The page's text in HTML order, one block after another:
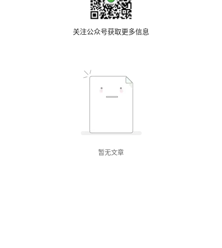
关注公众号获取更多信息
暂无文章